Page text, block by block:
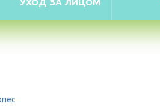
УХОД ЗА ЛИЦОМ